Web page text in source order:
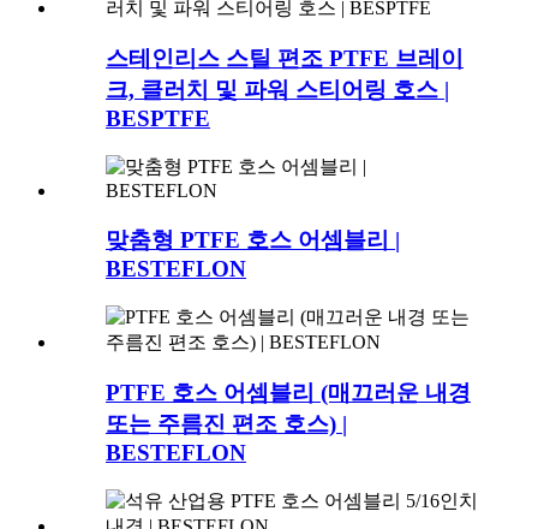
스테인리스 스틸 편조 PTFE 브레이
크, 클러치 및 파워 스티어링 호스 |
BESPTFE
맞춤형 PTFE 호스 어셈블리 |
BESTEFLON
PTFE 호스 어셈블리 (매끄러운 내경
또는 주름진 편조 호스) |
BESTEFLON